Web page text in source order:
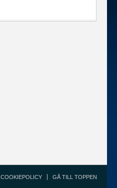
COOKIEPOLICY GÅ TILL TOPPEN